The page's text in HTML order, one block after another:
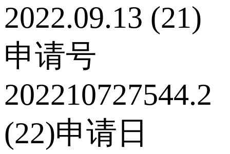
2022.09.13 (21)
申请号
202210727544.2
(22)申请日